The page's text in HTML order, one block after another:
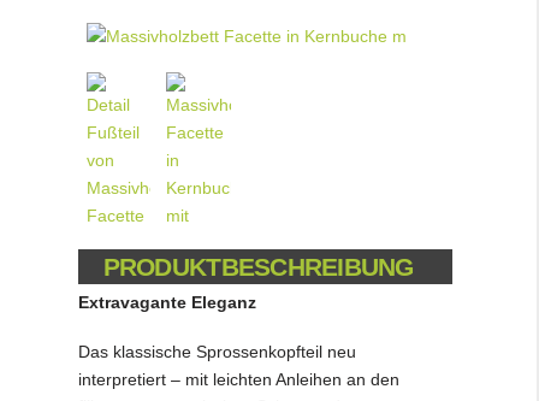
PRODUKTBESCHREIBUNG
Extravagante Eleganz
Das klassische Sprossenkopfteil neu
interpretiert – mit leichten Anleihen an den